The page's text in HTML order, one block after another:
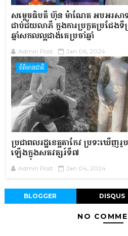
សម្តេចធិបតី ហ៊ុន ម៉ាណែត អបអរសាទ
ជាប់ជ័យលាភី ក្នុងការប្រកួតប្រជែង
ឆ្នាំសកលល្អជាងគេប្រចាំឆ្នាំ
Admin Post Jan 06, 2024
ព័ត៌មានជាតិ
ប្រជាពលរដ្ឋខេត្តតាកែវ ប្រទះឃើ
ឡើងក្នុងសតវត្សរ៍ទី៧
Admin Post Jan 04, 2024
BLOGGER DISQUS
NO